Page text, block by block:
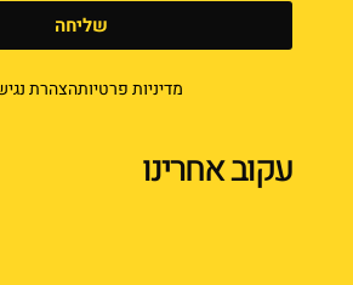
שליחה
מדיניות פרטיותהצהרת
עקוב אחרינו